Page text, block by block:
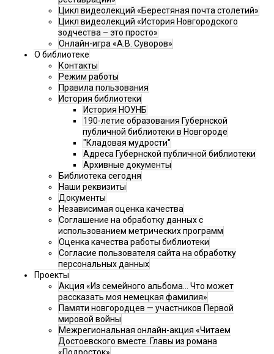
Цикл видеолекций «Берестяная почта столетий»
Цикл видеолекций «История Новгородского
зодчества – это просто»
Онлайн-игра «А.В. Суворов»
О библиотеке
Контакты
Режим работы
Правила пользования
История библиотеки
История НОУНБ
190-летие образования Губернской
публичной библиотеки в Новгороде
"Кладовая мудрости"
Адреса Губернской публичной библиотеки
Архивные документы
Библиотека сегодня
Наши реквизиты
Документы
Независимая оценка качества
Соглашение на обработку данных с
использованием метрических программ
Оценка качества работы библиотеки
Согласие пользователя сайта на обработку
персональных данных
Проекты
Акция «Из семейного альбома... Что может
рассказать моя немецкая фамилия»
Памяти новгородцев — участников Первой
мировой войны
Межрегиональная онлайн-акция «Читаем
Достоевского вместе. Главы из романа